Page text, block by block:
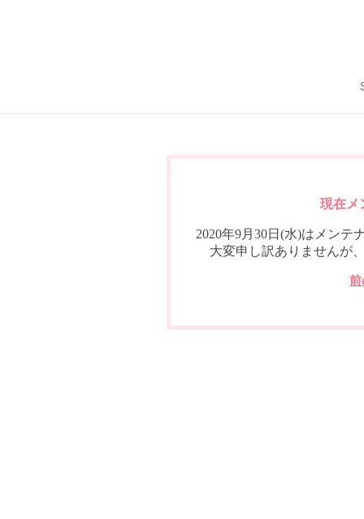
現在メ
2020年9月30日(水)はメンテ
大変申し訳ありませんが
前